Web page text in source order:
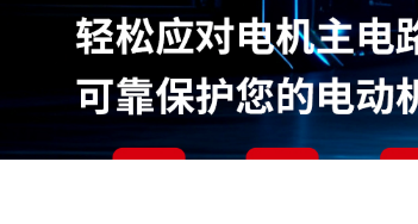
计数继电器
液位继电器
编码
热电偶